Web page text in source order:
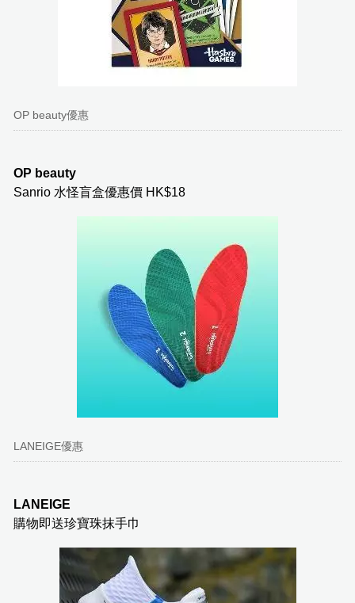
OP beauty優惠
OP beauty
Sanrio 水怪盲盒優惠價 HK$18
LANEIGE優惠
LANEIGE
購物即送珍寶珠抹手巾